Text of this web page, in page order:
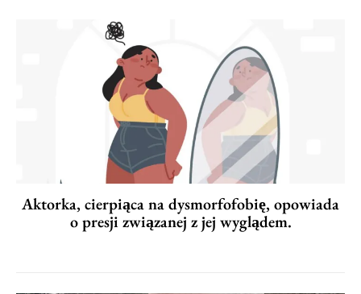
Aktorka, cierpiąca na dysmorfofobię, opowiada
o presji związanej z jej wyglądem.